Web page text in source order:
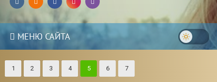
МЕНЮ САЙТА
1 2 3 4 5 6 7